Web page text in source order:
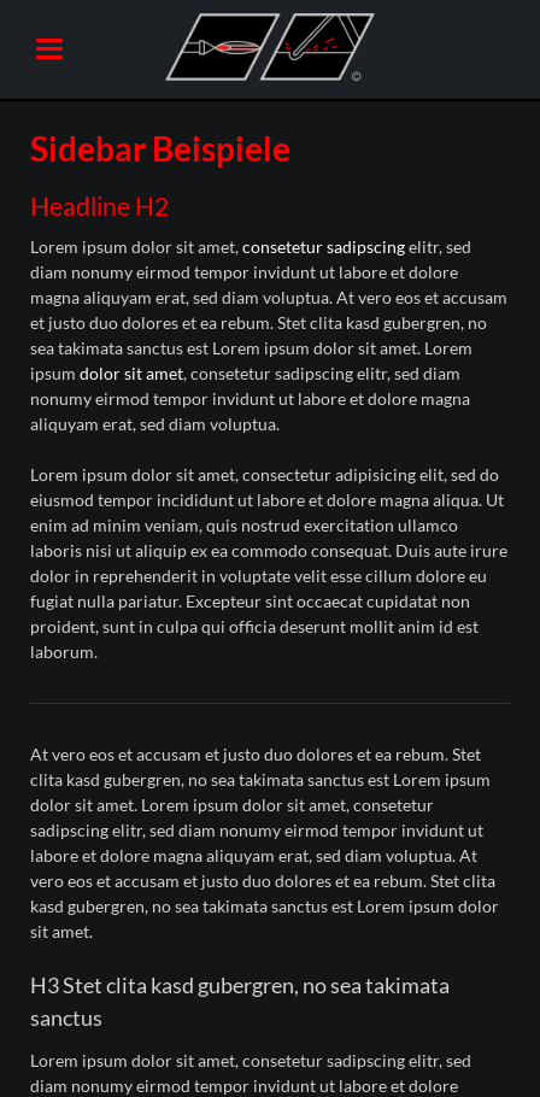
Sidebar Beispiele
Headline H2
Lorem ipsum dolor sit amet,consetetur sadipscingelitr, sed
diam nonumy eirmod tempor invidunt ut labore et dolore
magna aliquyam erat, sed diam voluptua. At vero eos et accusam
et justo duo dolores et ea rebum. Stet clita kasd gubergren, no
sea takimata sanctus est Lorem ipsum dolor sit amet. Lorem
ipsum dolor sit amet, consetetur sadipscing elitr, sed diam
nonumy eirmod tempor invidunt ut labore et dolore magna
aliquyam erat, sed diam voluptua.
Lorem ipsum dolor sit amet, consectetur adipisicing elit, sed do
eiusmod tempor incididunt ut labore et dolore magna aliqua. Ut
enim ad minim veniam, quis nostrud exercitation ullamco
laboris nisi ut aliquip ex ea commodo consequat. Duis aute irure
dolor in reprehenderit in voluptate velit esse cillum dolore eu
fugiat nulla pariatur. Excepteur sint occaecat cupidatat non
proident, sunt in culpa qui officia deserunt mollit anim id est
laborum.
At vero eos et accusam et justo duo dolores et ea rebum. Stet
clita kasd gubergren, no sea takimata sanctus est Lorem ipsum
dolor sit amet. Lorem ipsum dolor sit amet, consetetur
sadipscing elitr, sed diam nonumy eirmod tempor invidunt ut
labore et dolore magna aliquyam erat, sed diam voluptua. At
vero eos et accusam et justo duo dolores et ea rebum. Stet clita
kasd gubergren, no sea takimata sanctus est Lorem ipsum dolor
sit amet.
H3 Stet clita kasd gubergren, no sea takimata
sanctus
Lorem ipsum dolor sit amet, consetetur sadipscing elitr, sed
diam nonumy eirmod tempor invidunt ut labore et dolore